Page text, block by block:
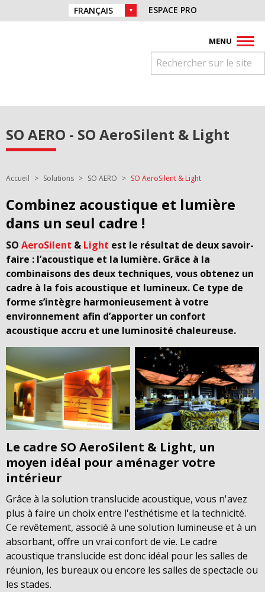
Aller directement à la navigation
Aller directement au contenu
Retrouvez nous sur :
Facebook
Instagram
YoutubePinterest
Linkedin
CHOIX DE LA LANGUE :ESPACE PRO
MENU
SO AERO - SO AeroSilent & Light
Vous êtes ici :
Accueil Solutions SO AERO SO AeroSilent & Light
Combinez acoustique et lumière
dans un seul cadre !
SO AeroSilent & Light est le résultat de deux savoir-
faire : l’acoustique et la lumière. Grâce à la
combinaisons des deux techniques, vous obtenez un
cadre à la fois acoustique et lumineux. Ce type de
forme s’intègre harmonieusement à votre
environnement afin d’apporter un confort
acoustique accru et une luminosité chaleureuse.
Le cadre SO AeroSilent & Light, un
moyen idéal pour aménager votre
intérieur
Grâce à la solution translucide acoustique, vous n'avez
plus à faire un choix entre l'esthétisme et la technicité.
Ce revêtement, associé à une solution lumineuse et à un
absorbant, offre un vrai confort de vie. Le cadre
acoustique translucide est donc idéal pour les salles de
réunion, les bureaux ou encore les salles de spectacle ou
les stades.